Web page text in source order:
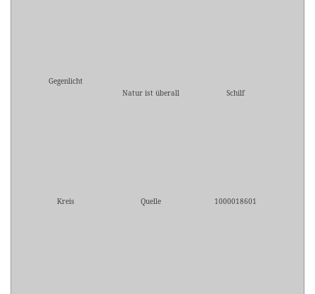
Gegenlicht
Natur ist überall
Schilf
Kreis Quelle 1000018601